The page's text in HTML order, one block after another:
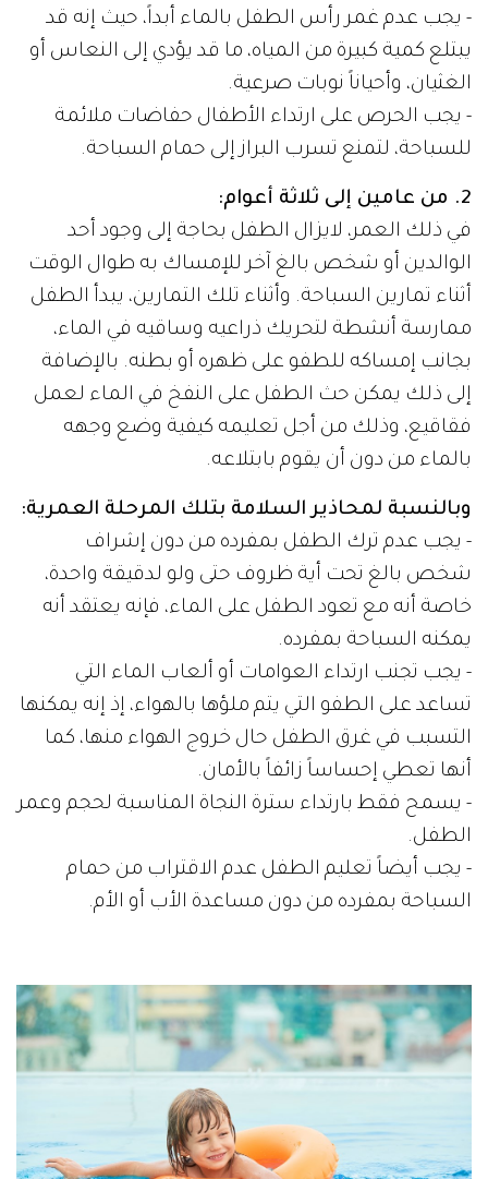
- يجب عدم غمر رأس الطفل بالماء أبداً، حيث إنه قد
يبتلع كمية كبيرة من المياه، ما قد يؤدي إلى النعاس أو
الغثيان، وأحياناً نوبات صرعية.
- يجب الحرص على ارتداء الأطفال حفاضات ملائمة
للسباحة، لتمنع تسرب البراز إلى حمام السباحة.
2. من عامين إلى ثلاثة أعوام:
في ذلك العمر، لايزال الطفل بحاجة إلى وجود أحد
الوالدين أو شخص بالغ آخر للإمساك به طوال الوقت
أثناء تمارين السباحة. وأثناء تلك التمارين، يبدأ الطفل
ممارسة أنشطة لتحريك ذراعيه وساقيه في الماء،
بجانب إمساكه للطفو على ظهره أو بطنه. بالإضافة
إلى ذلك يمكن حث الطفل على النفخ في الماء لعمل
فقاقيع، وذلك من أجل تعليمه كيفية وضع وجهه
بالماء من دون أن يقوم بابتلاعه.
وبالنسبة لمحاذير السلامة بتلك المرحلة العمرية:
- يجب عدم ترك الطفل بمفرده من دون إشراف
شخص بالغ تحت أية ظروف حتى ولو لدقيقة واحدة،
خاصة أنه مع تعود الطفل على الماء، فإنه يعتقد أنه
يمكنه السباحة بمفرده.
- يجب تجنب ارتداء العوامات أو ألعاب الماء التي
تساعد على الطفو التي يتم ملؤها بالهواء، إذ إنه يمكنها
التسبب في غرق الطفل حال خروج الهواء منها، كما
أنها تعطي إحساساً زائفاً بالأمان.
- يسمح فقط بارتداء سترة النجاة المناسبة لحجم وعمر
الطفل.
- يجب أيضاً تعليم الطفل عدم الاقتراب من حمام
السباحة بمفرده من دون مساعدة الأب أو الأم.